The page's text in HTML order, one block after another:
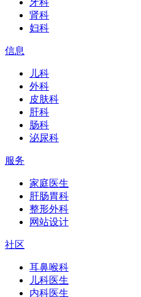
牙科
肾科
妇科
信息
儿科
外科
皮肤科
肝科
肠科
泌尿科
服务
家庭医生
肝肠胃科
整形外科
网站设计
社区
耳鼻喉科
儿科医生
内科医生